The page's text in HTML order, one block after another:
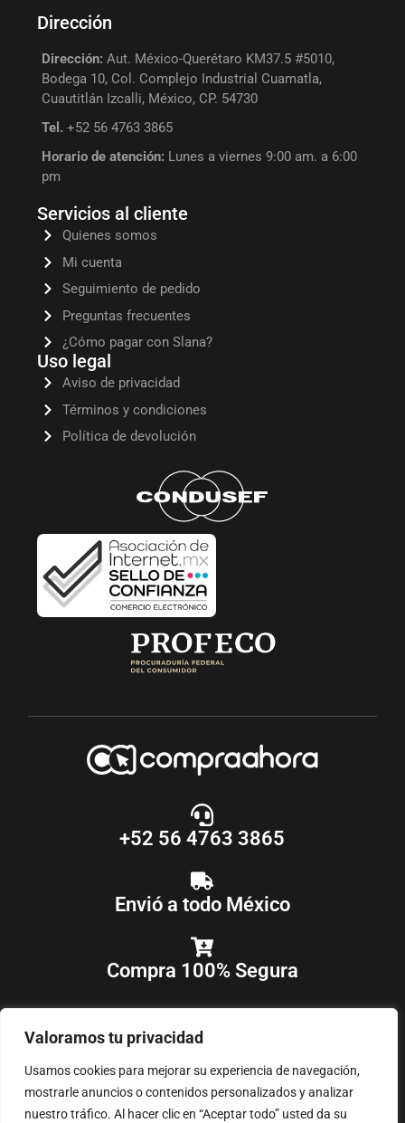
Valoramos tu privacidad
Usamos cookies para mejorar su experiencia de navegación,
mostrarle anuncios o contenidos personalizados y analizar
nuestro tráfico. Al hacer clic en “Aceptar todo” usted da su
Dirección
Dirección: Aut. México-Querétaro KM37.5 #5010,
Bodega 10, Col. Complejo Industrial Cuamatla,
Cuautitlán Izcalli, México, CP. 54730
Tel. +52 56 4763 3865
Horario de atención: Lunes a viernes 9:00 am. a 6:00
pm
Servicios al cliente
Quienes somos
Mi cuenta
Seguimiento de pedido
Preguntas frecuentes
¿Cómo pagar con Slana?
Uso legal
Aviso de privacidad
Términos y condiciones
Política de devolución
+52 56 4763 3865
Envió a todo México
Compra 100% Segura
COPYRIGHT © 2018-2025COMPRAAHORA, TODOS LOS DERECHOS